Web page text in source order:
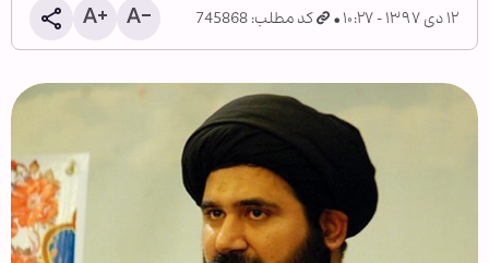
۱۲ دی ۱۳۹۷ - ۱۰:۲۷ کد مطلب: 745868